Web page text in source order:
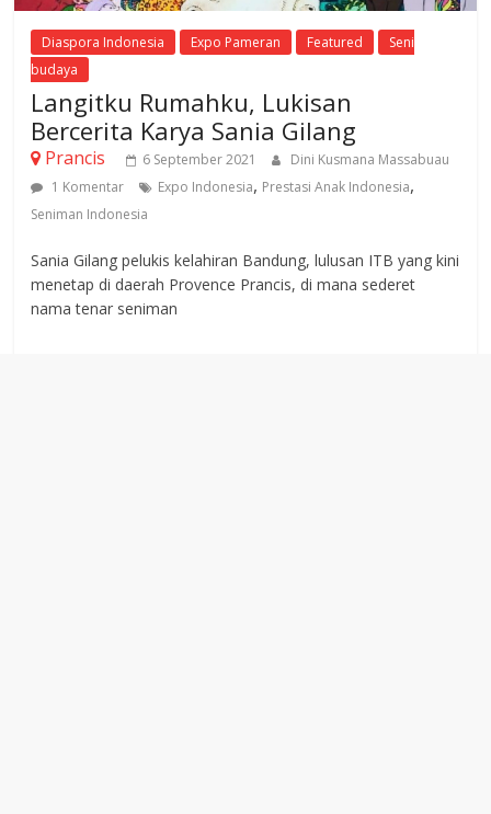
Diaspora Indonesia Expo Pameran Featured
Seni
budaya
Langitku Rumahku, Lukisan
Bercerita Karya Sania Gilang
Prancis 6 September 2021
Dini Kusmana Massabuau
1 Komentar
Expo Indonesia, Prestasi Anak Indonesia,
Seniman Indonesia
Sania Gilang pelukis kelahiran Bandung, lulusan ITB yang kini
menetap di daerah Provence Prancis, di mana sederet
nama tenar seniman